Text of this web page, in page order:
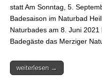
statt Am Sonntag, 5.
Badesaison im Naturbad
Naturbades am 8. Juni
Badegäste das Merziger
weiterlesen →